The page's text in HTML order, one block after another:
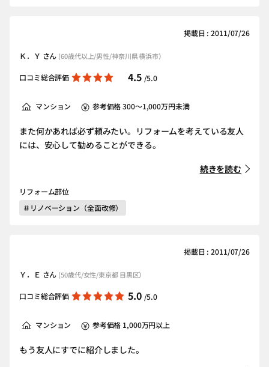
掲載日 : 2011/07/26
Ｋ．Ｙ さん (60歳代以上/男性/神奈川県 横浜市）
口コミ総合評価 4.5 /5.0
マンション 参考価格 300～1,000万円未満
また何かあれば必ず頼みたい。リフォームを考えている友人
には、安心して勧めることができる。
続きを読む
リフォーム部位
＃リノベーション（全面改修）
掲載日 : 2011/07/26
Ｙ．Ｅ さん (50歳代/女性/東京都 目黒区）
口コミ総合評価 5.0 /5.0
マンション 参考価格 1,000万円以上
もう友人にすでに紹介しました。